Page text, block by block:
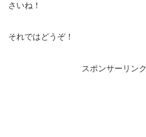
さいね！
それではどうぞ！
スポンサーリンク